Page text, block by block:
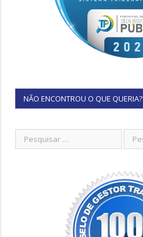
NÃO ENCONTROU O QUE QUERIA?